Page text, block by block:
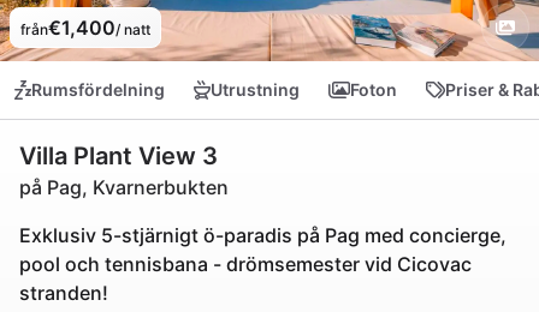
från€1,400/ natt
Rumsfördelning Utrustning Foton Priser &
Villa Plant View 3
på Pag, Kvarnerbukten
Exklusiv 5-stjärnigt ö-paradis på Pag med concierge,
pool och tennisbana - drömsemester vid Cicovac
stranden!